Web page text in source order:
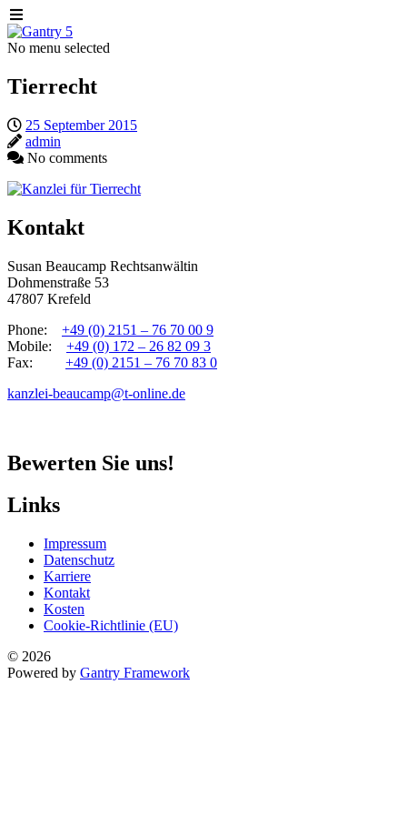
No menu selected
Tierrecht
25 September 2015
admin
No comments
Kontakt
Susan Beaucamp Rechtsanwältin
Dohmenstraße 53
47807 Krefeld
Phone: +49 (0) 2151 – 76 70 00 9
Mobile: +49 (0) 172 – 26 82 09 3
Fax: +49 (0) 2151 – 76 70 83 0
kanzlei-beaucamp@t-online.de
Bewerten Sie uns!
Links
Impressum
Datenschutz
Karriere
Kontakt
Kosten
Cookie-Richtlinie (EU)
© 2026
Powered by Gantry Framework